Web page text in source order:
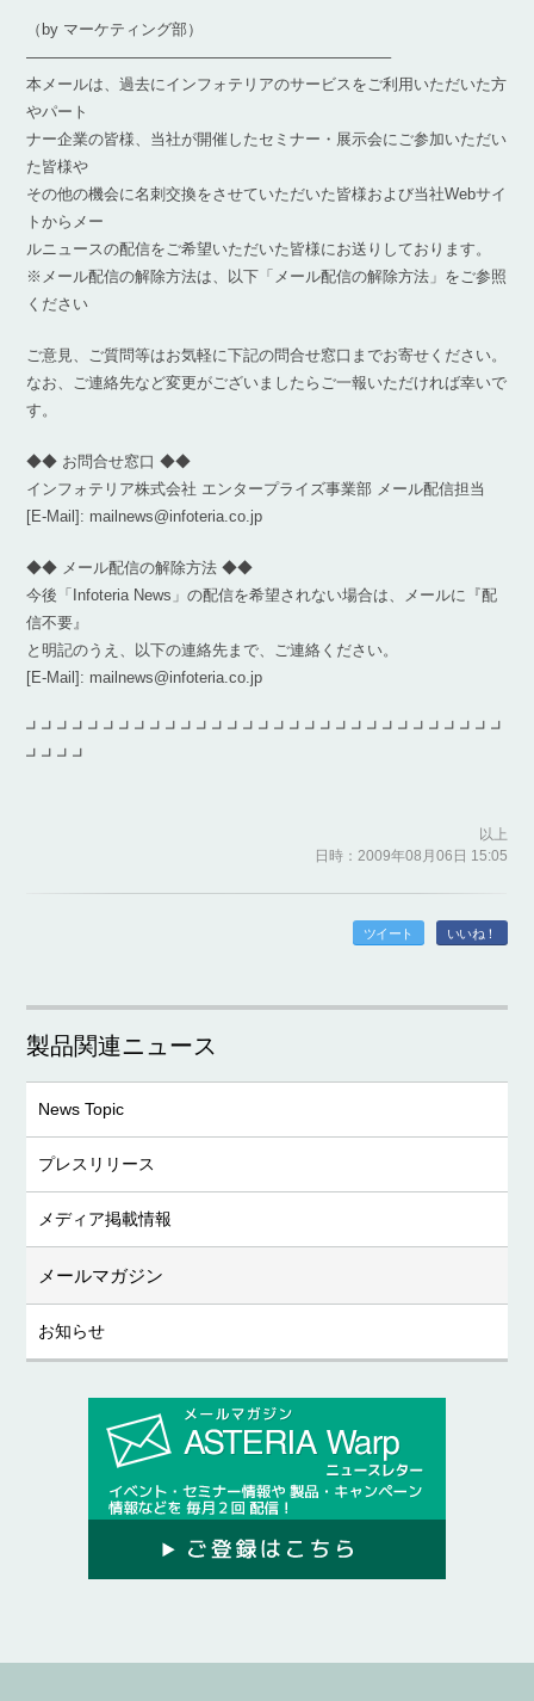
（by マーケティング部）
———————————————————————–
本メールは、過去にインフォテリアのサービスをご利用いただいた方
やパート
ナー企業の皆様、当社が開催したセミナー・展示会にご参加いただい
た皆様や
その他の機会に名刺交換をさせていただいた皆様および当社Webサイ
トからメー
ルニュースの配信をご希望いただいた皆様にお送りしております。
※メール配信の解除方法は、以下「メール配信の解除方法」をご参照
ください
ご意見、ご質問等はお気軽に下記の問合せ窓口までお寄せください。
なお、ご連絡先など変更がございましたらご一報いただければ幸いで
す。
◆◆ お問合せ窓口 ◆◆
インフォテリア株式会社 エンタープライズ事業部 メール配信担当
[E-Mail]: mailnews@infoteria.co.jp
◆◆ メール配信の解除方法 ◆◆
今後「Infoteria News」の配信を希望されない場合は、メールに『配
信不要』
と明記のうえ、以下の連絡先まで、ご連絡ください。
[E-Mail]: mailnews@infoteria.co.jp
┛┛┛┛┛┛┛┛┛┛┛┛┛┛┛┛┛┛┛┛┛┛┛┛┛┛┛┛┛┛┛
┛┛┛┛
以上
日時：2009年08月06日 15:05
ツイート いいね！
製品関連ニュース
News Topic
プレスリリース
メディア掲載情報
メールマガジン
お知らせ